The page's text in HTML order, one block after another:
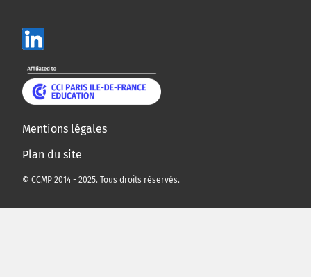
Mentions légales
Plan du site
© CCMP 2014 - 2025. Tous droits réservés.